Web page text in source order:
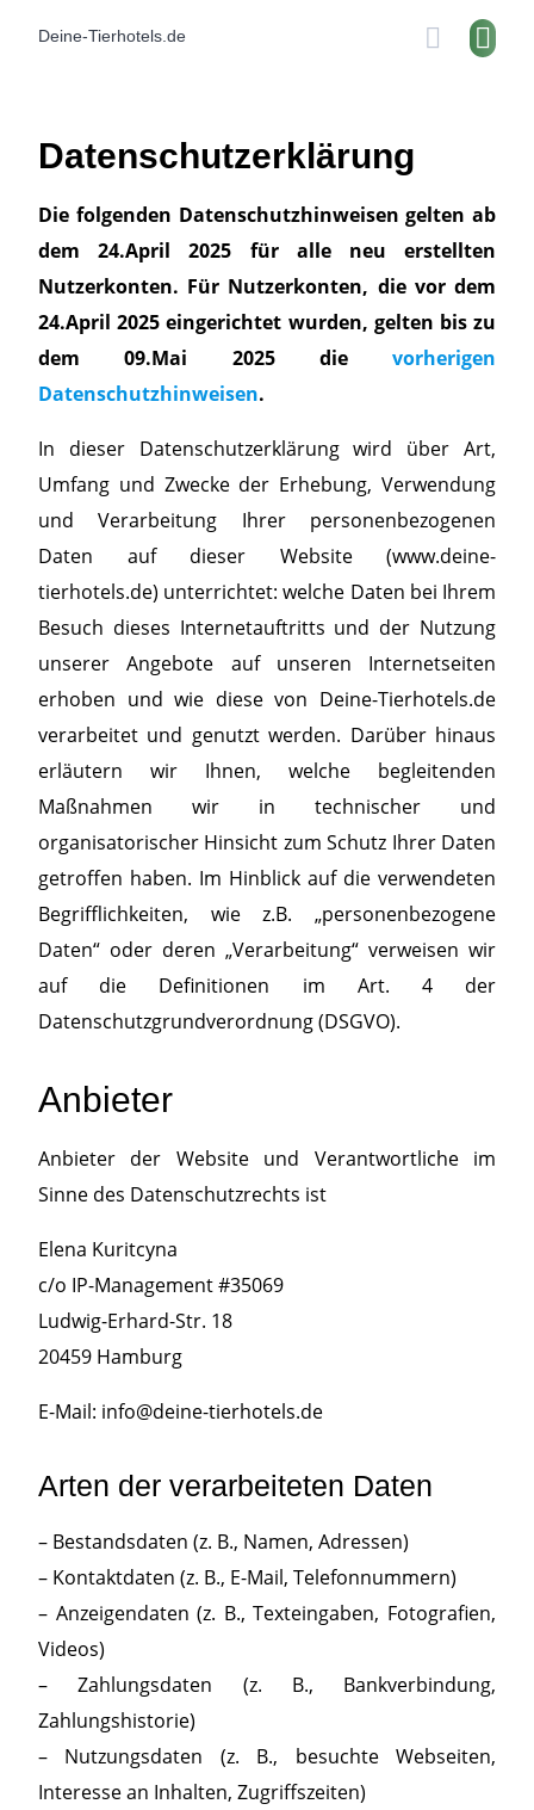
Deine-Tierhotels.de
Datenschutzerklärung
Die folgenden Datenschutzhinweisen gelten ab
dem 24.April 2025 für alle neu erstellten
Nutzerkonten. Für Nutzerkonten, die vor dem
24.April 2025 eingerichtet wurden, gelten bis zu
dem 09.Mai 2025 die vorherigen
Datenschutzhinweisen.
In dieser Datenschutzerklärung wird über Art,
Umfang und Zwecke der Erhebung, Verwendung
und Verarbeitung Ihrer personenbezogenen
Daten auf dieser Website (www.deine-
tierhotels.de) unterrichtet: welche Daten bei Ihrem
Besuch dieses Internetauftritts und der Nutzung
unserer Angebote auf unseren Internetseiten
erhoben und wie diese von Deine-Tierhotels.de
verarbeitet und genutzt werden. Darüber hinaus
erläutern wir Ihnen, welche begleitenden
Maßnahmen wir in technischer und
organisatorischer Hinsicht zum Schutz Ihrer Daten
getroffen haben. Im Hinblick auf die verwendeten
Begrifflichkeiten, wie z.B. „personenbezogene
Daten“ oder deren „Verarbeitung“ verweisen wir
auf die Definitionen im Art. 4 der
Datenschutzgrundverordnung (DSGVO).
Anbieter
Anbieter der Website und Verantwortliche im
Sinne des Datenschutzrechts ist
Elena Kuritcyna
c/o IP-Management #35069
Ludwig-Erhard-Str. 18
20459 Hamburg
E-Mail: info@deine-tierhotels.de
Arten der verarbeiteten Daten
– Bestandsdaten (z. B., Namen, Adressen)
– Kontaktdaten (z. B., E-Mail, Telefonnummern)
– Anzeigendaten (z. B., Texteingaben, Fotografien,
Videos)
– Zahlungsdaten (z. B., Bankverbindung,
Zahlungshistorie)
– Nutzungsdaten (z. B., besuchte Webseiten,
Interesse an Inhalten, Zugriffszeiten)